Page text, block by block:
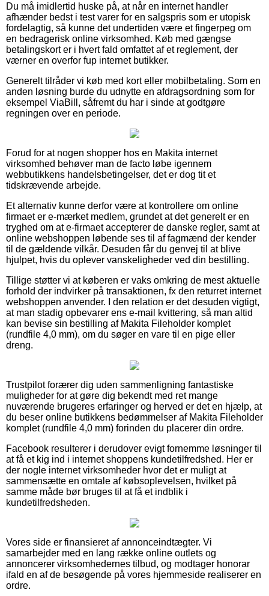
Du må imidlertid huske på, at når en internet handler
afhænder bedst i test varer for en salgspris som er utopisk
fordelagtig, så kunne det undertiden være et fingerpeg om
en bedragerisk online virksomhed. Køb med gængse
betalingskort er i hvert fald omfattet af et reglement, der
værner en overfor fup internet butikker.
Generelt tilråder vi køb med kort eller mobilbetaling. Som en
anden løsning burde du udnytte en afdragsordning som for
eksempel ViaBill, såfremt du har i sinde at godtgøre
regningen over en periode.
Forud for at nogen shopper hos en Makita internet
virksomhed behøver man de facto løbe igennem
webbutikkens handelsbetingelser, det er dog tit et
tidskrævende arbejde.
Et alternativ kunne derfor være at kontrollere om online
firmaet er e-mærket medlem, grundet at det generelt er en
tryghed om at e-firmaet accepterer de danske regler, samt at
online webshoppen løbende ses til af fagmænd der kender
til de gældende vilkår. Desuden får du genvej til at blive
hjulpet, hvis du oplever vanskeligheder ved din bestilling.
Tillige støtter vi at køberen er vaks omkring de mest aktuelle
forhold der indvirker på transaktionen, fx den returret internet
webshoppen anvender. I den relation er det desuden vigtigt,
at man stadig opbevarer ens e-mail kvittering, så man altid
kan bevise sin bestilling af Makita Fileholder komplet
(rundfile 4,0 mm), om du søger en vare til en pige eller
dreng.
Trustpilot forærer dig uden sammenligning fantastiske
muligheder for at gøre dig bekendt med ret mange
nuværende brugeres erfaringer og herved er det en hjælp, at
du beser online butikkens bedømmelser af Makita Fileholder
komplet (rundfile 4,0 mm) forinden du placerer din ordre.
Facebook resulterer i derudover evigt fornemme løsninger til
at få et kig ind i internet shoppens kundetilfredshed. Her er
der nogle internet virksomheder hvor det er muligt at
sammensætte en omtale af købsoplevelsen, hvilket på
samme måde bør bruges til at få et indblik i
kundetilfredsheden.
Vores side er finansieret af annonceindtægter. Vi
samarbejder med en lang række online outlets og
annoncerer virksomhedernes tilbud, og modtager honorar
ifald en af de besøgende på vores hjemmeside realiserer en
ordre.